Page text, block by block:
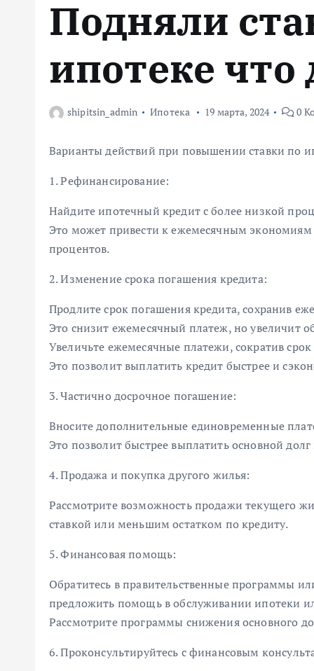
Подняли
ипотеке что
shipitsin_admin Ипотека 19 марта, 2024 0
Варианты действий при повышении ставки по
1. Рефинансирование:
Найдите ипотечный кредит с более низкой
Это может привести к ежемесячным
процентов.
2. Изменение срока погашения кредита:
Продлите срок погашения кредита, сохранив
Это снизит ежемесячный платеж, но увеличит
Увеличьте ежемесячные платежи, сократив
Это позволит выплатить кредит быстрее и
3. Частично досрочное погашение:
Вносите дополнительные единовременные
Это позволит быстрее выплатить основной
4. Продажа и покупка другого жилья:
Рассмотрите возможность продажи текущего
ставкой или меньшим остатком по кредиту.
5. Финансовая помощь:
Обратитесь в правительственные программы
предложить помощь в обслуживании ипотеки
Рассмотрите программы снижения основного
6. Проконсультируйтесь с финансовым